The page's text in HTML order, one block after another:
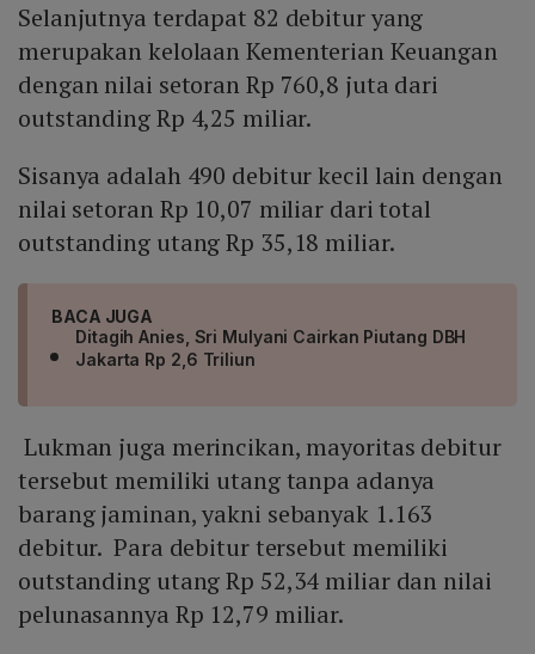
Selanjutnya terdapat 82 debitur yang
merupakan kelolaan Kementerian Keuangan
dengan nilai setoran Rp 760,8 juta dari
outstanding Rp 4,25 miliar.
Sisanya adalah 490 debitur kecil lain dengan
nilai setoran Rp 10,07 miliar dari total
outstanding utang Rp 35,18 miliar.
BACA JUGA
Ditagih Anies, Sri Mulyani Cairkan Piutang DBH
Jakarta Rp 2,6 Triliun
Lukman juga merincikan, mayoritas debitur
tersebut memiliki utang tanpa adanya
barang jaminan, yakni sebanyak 1.163
debitur. Para debitur tersebut memiliki
outstanding utang Rp 52,34 miliar dan nilai
pelunasannya Rp 12,79 miliar.